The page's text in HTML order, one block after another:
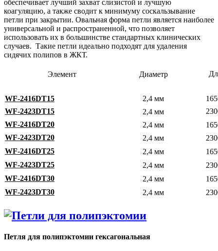
обеспечивает лучший захват слизистой и лучшую
коагуляцию, а также сводит к минимуму соскальзывание
петли при закрытии. Овальная форма петли является наиболее
универсальной и распространенной, что позволяет
использовать их в большинстве стандартных клинических
случаев. Такие петли идеально подходят для удаления
сидячих полипов в ЖКТ.
Элемент Диаметр
WF-2416DT15 2,4 мм
WF-2423DT15
2,4 мм
WF-2416DT20
2,4 мм
WF-2423DT20
2,4 мм
WF-2416DT25
2,4 мм
WF-2423DT25
2,4 мм
WF-2416DT30
2,4 мм
WF-2423DT30
2,4 мм
Петля для полипэктомии гексагональная